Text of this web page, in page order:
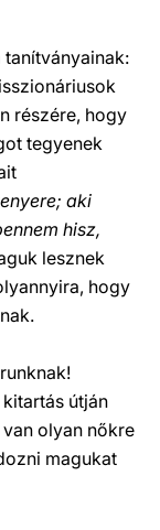
tanítványainak:
részére, hogy
tegyenek
aki
hisz,
lesznek
hogy
útján
olyan nőkre
magukat